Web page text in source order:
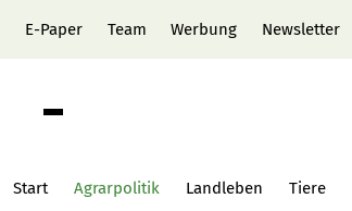
E-Paper Team Werbung Newsletter
Start Agrarpolitik Landleben Tiere